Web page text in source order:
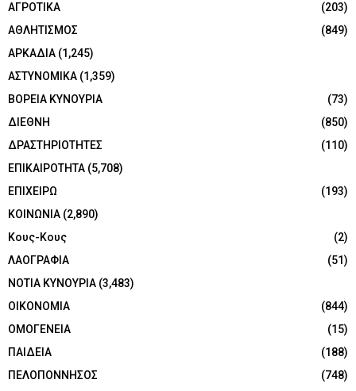
ΑΓΡΟΤΙΚΑ
(203)
ΑΘΛΗΤΙΣΜΟΣ
(849)
ΑΡΚΑΔΙΑ (1,245)
ΑΣΤΥΝΟΜΙΚΑ (1,359)
ΒΟΡΕΙΑ ΚΥΝΟΥΡΙΑ
(73)
ΔΙΕΘΝΗ
(850)
ΔΡΑΣΤΗΡΙΟΤΗΤΕΣ
(110)
ΕΠΙΚΑΙΡΟΤΗΤΑ (5,708)
ΕΠΙΧΕΙΡΩ
(193)
ΚΟΙΝΩΝΙΑ (2,890)
Κους-Κους
(2)
ΛΑΟΓΡΑΦΙΑ
(51)
ΝΟΤΙΑ ΚΥΝΟΥΡΙΑ (3,483)
ΟΙΚΟΝΟΜΙΑ
(844)
ΟΜΟΓΕΝΕΙΑ
(15)
ΠΑΙΔΕΙΑ
(188)
ΠΕΛΟΠΟΝΝΗΣΟΣ
(748)